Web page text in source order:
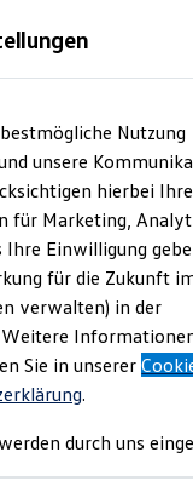
Nutzung
unsere
hierbei Ihre
für Marketing,
Ihre Einwilligung
für die Zukunft
verwalten) in der
Sie in unserer
.
durch uns